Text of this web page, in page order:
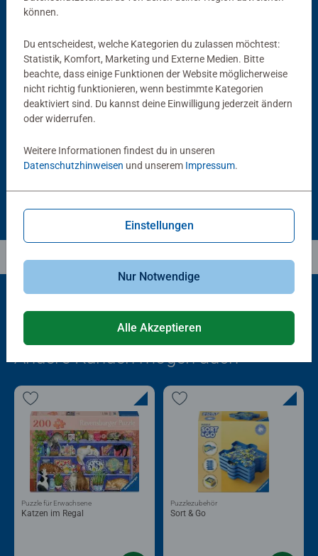
Puzzle Conserver Permanent
Durchschnittliche Bewertung 4.4 von 5 Sternen.
CHF 16.00
Puzzle-Rahmen, schwarz
CHF 46.00
Andere Kunden mögen auch
Katzen im Regal
Puzzle für Erwachsene
Sort & Go
Puzzlezubehör
können.
Du entscheidest, welche Kategorien du zulassen möchtest:
Statistik, Komfort, Marketing und Externe Medien. Bitte
beachte, dass einige Funktionen der Website möglicherweise
nicht richtig funktionieren, wenn bestimmte Kategorien
deaktiviert sind. Du kannst deine Einwilligung jederzeit ändern
oder widerrufen.
Weitere Informationen findest du in unseren
Datenschutzhinweisen und unserem Impressum.
Einstellungen
Nur Notwendige
Alle Akzeptieren